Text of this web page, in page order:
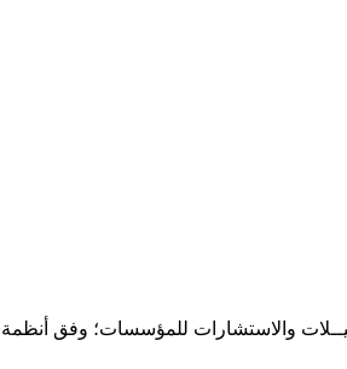
والاستشارات للمؤسسات؛ وفق